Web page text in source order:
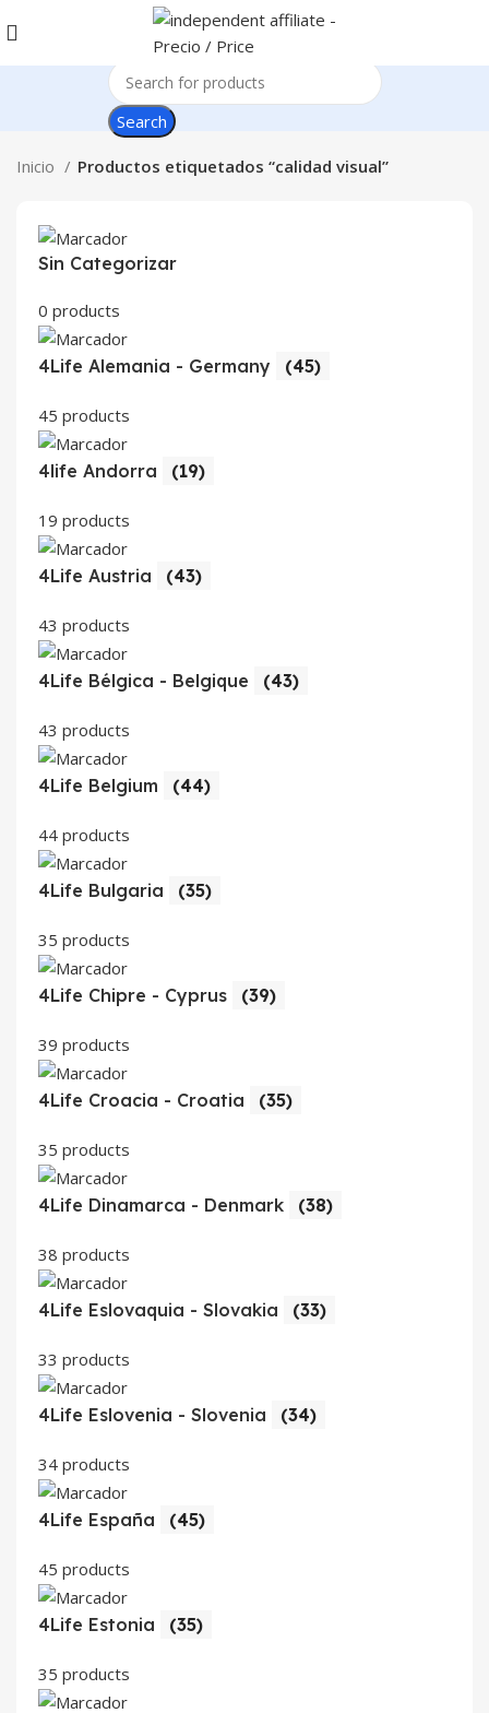
Search
Inicio Productos etiquetados “calidad visual”
Sin Categorizar
0 products
4Life Alemania - Germany (45)
45 products
4life Andorra (19)
19 products
4Life Austria (43)
43 products
4Life Bélgica - Belgique (43)
43 products
4Life Belgium (44)
44 products
4Life Bulgaria (35)
35 products
4Life Chipre - Cyprus (39)
39 products
4Life Croacia - Croatia (35)
35 products
4Life Dinamarca - Denmark (38)
38 products
4Life Eslovaquia - Slovakia (33)
33 products
4Life Eslovenia - Slovenia (34)
34 products
4Life España (45)
45 products
4Life Estonia (35)
35 products